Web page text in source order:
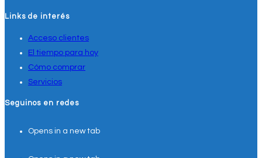
Links de interés
Acceso clientes
El tiempo para hoy
Cómo comprar
Servicios
Seguinos en redes
Opens in a new tab